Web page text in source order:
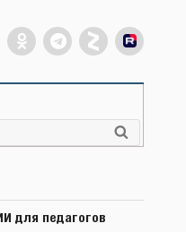
для педагогов